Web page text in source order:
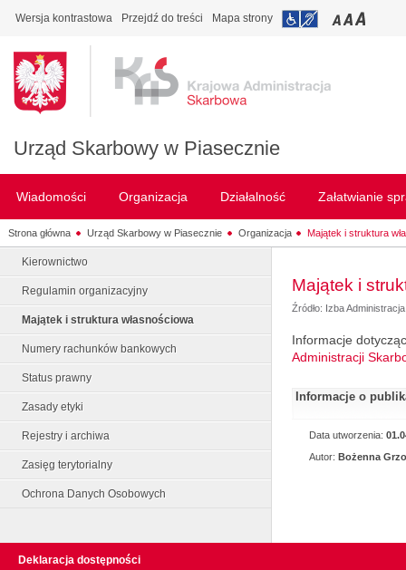
Wersja kontrastowa Przejdź do treści Mapa strony
Urząd Skarbowy w Piasecznie
Wiadomości Organizacja Działalność Załatwianie
Strona główna Urząd Skarbowy w Piasecznie Organizacja Majątek i struktura
Kierownictwo
Regulamin organizacyjny
Majątek i struktura własnościowa
Numery rachunków bankowych
Status prawny
Zasady etyki
Rejestry i archiwa
Zasięg terytorialny
Ochrona Danych Osobowych
Majątek i
Źródło: Izba
Informacje
Administracji
Informacje o
Data utworzenia:
Autor: Bożenna
Deklaracja dostępności